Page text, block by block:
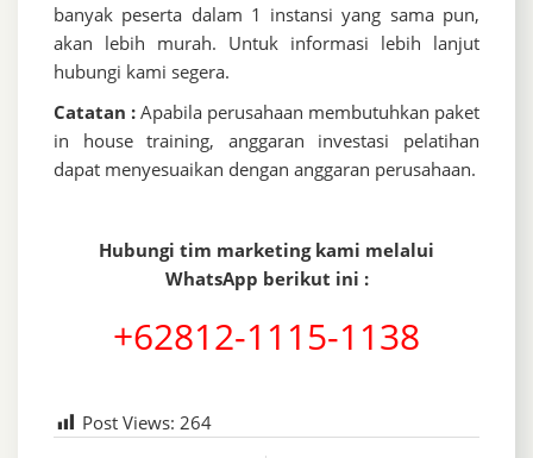
banyak peserta dalam 1 instansi yang sama pun,
akan lebih murah. Untuk informasi lebih lanjut
hubungi kami segera.
Catatan : Apabila perusahaan membutuhkan paket
in house training, anggaran investasi pelatihan
dapat menyesuaikan dengan anggaran perusahaan.
Hubungi tim marketing kami melalui
WhatsApp berikut ini :
+62812-1115-1138
Post Views: 264